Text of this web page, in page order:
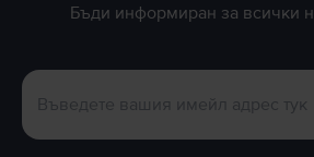
Бъди информиран за всички